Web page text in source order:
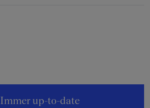
Immer up-to-date